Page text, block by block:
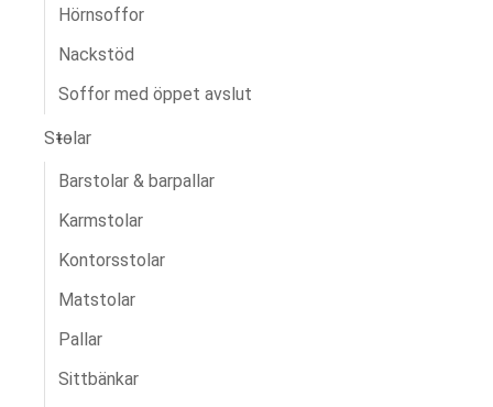
Hörnsoffor
Nackstöd
Soffor med öppet avslut
Stolar
Barstolar & barpallar
Karmstolar
Kontorsstolar
Matstolar
Pallar
Sittbänkar